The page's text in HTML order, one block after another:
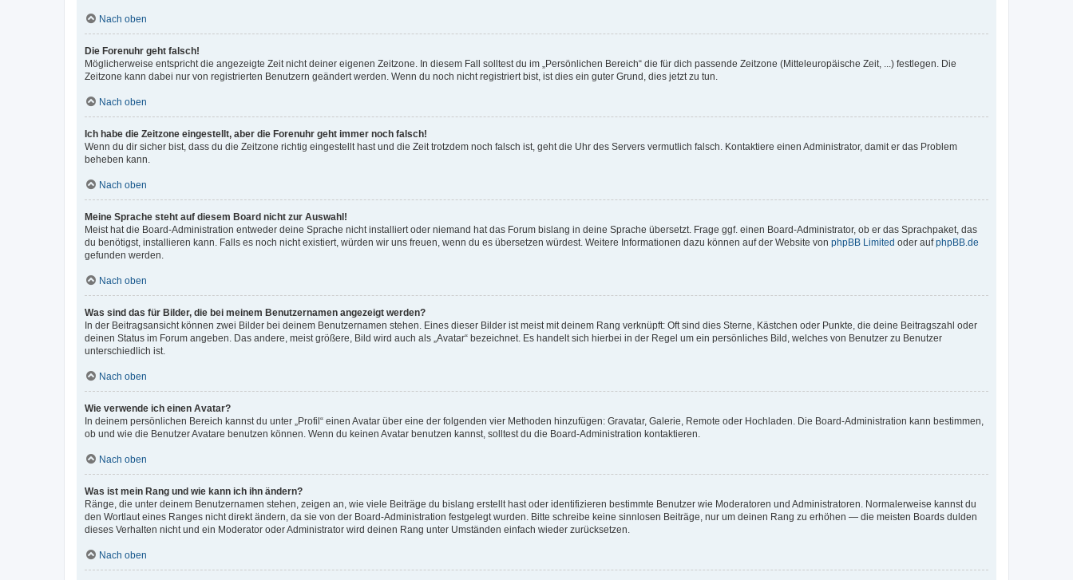
Nach oben
Die Forenuhr geht falsch!
Möglicherweise entspricht die angezeigte Zeit nicht deiner eigenen Zeitzone. In diesem Fall solltest du im „Persönlichen Bereich“ die für dich passende Zeitzone (Mitteleuropäische Zeit, ...) festlegen. Die
Zeitzone kann dabei nur von registrierten Benutzern geändert werden. Wenn du noch nicht registriert bist, ist dies ein guter Grund, dies jetzt zu tun.
Nach oben
Ich habe die Zeitzone eingestellt, aber die Forenuhr geht immer noch falsch!
Wenn du dir sicher bist, dass du die Zeitzone richtig eingestellt hast und die Zeit trotzdem noch falsch ist, geht die Uhr des Servers vermutlich falsch. Kontaktiere einen Administrator, damit er das Problem
beheben kann.
Nach oben
Meine Sprache steht auf diesem Board nicht zur Auswahl!
Meist hat die Board-Administration entweder deine Sprache nicht installiert oder niemand hat das Forum bislang in deine Sprache übersetzt. Frage ggf. einen Board-Administrator, ob er das Sprachpaket, das
du benötigst, installieren kann. Falls es noch nicht existiert, würden wir uns freuen, wenn du es übersetzen würdest. Weitere Informationen dazu können auf der Website von phpBB Limited oder aufphpBB.de
gefunden werden.
Nach oben
Was sind das für Bilder, die bei meinem Benutzernamen angezeigt werden?
In der Beitragsansicht können zwei Bilder bei deinem Benutzernamen stehen. Eines dieser Bilder ist meist mit deinem Rang verknüpft: Oft sind dies Sterne, Kästchen oder Punkte, die deine Beitragszahl oder
deinen Status im Forum angeben. Das andere, meist größere, Bild wird auch als „Avatar“ bezeichnet. Es handelt sich hierbei in der Regel um ein persönliches Bild, welches von Benutzer zu Benutzer
unterschiedlich ist.
Nach oben
Wie verwende ich einen Avatar?
In deinem persönlichen Bereich kannst du unter „Profil“ einen Avatar über eine der folgenden vier Methoden hinzufügen: Gravatar, Galerie, Remote oder Hochladen. Die Board-Administration kann bestimmen,
ob und wie die Benutzer Avatare benutzen können. Wenn du keinen Avatar benutzen kannst, solltest du die Board-Administration kontaktieren.
Nach oben
Was ist mein Rang und wie kann ich ihn ändern?
Ränge, die unter deinem Benutzernamen stehen, zeigen an, wie viele Beiträge du bislang erstellt hast oder identifizieren bestimmte Benutzer wie Moderatoren und Administratoren. Normalerweise kannst du
den Wortlaut eines Ranges nicht direkt ändern, da sie von der Board-Administration festgelegt wurden. Bitte schreibe keine sinnlosen Beiträge, nur um deinen Rang zu erhöhen — die meisten Boards dulden
dieses Verhalten nicht und ein Moderator oder Administrator wird deinen Rang unter Umständen einfach wieder zurücksetzen.
Nach oben